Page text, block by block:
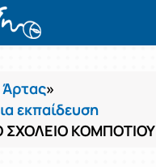
»
εκπαίδευση
ΣΧΟΛΕΙΟ ΚΟΜΠΟΤΙΟΥ